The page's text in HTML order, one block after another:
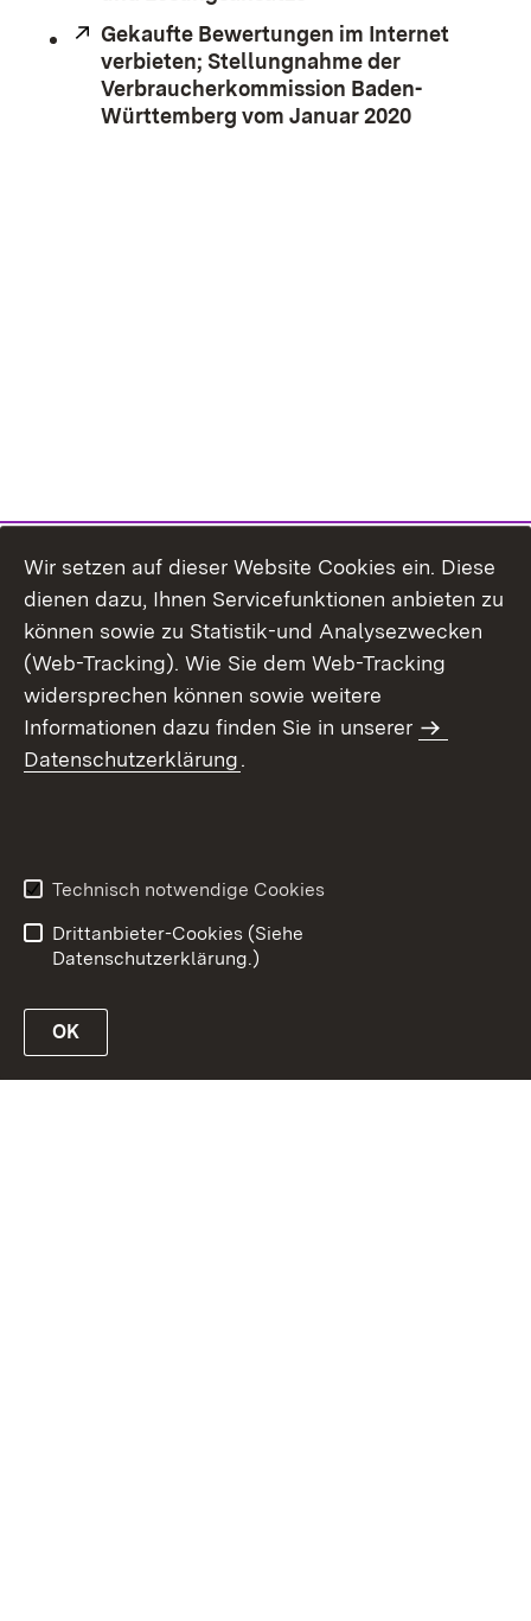
Extern:
Gekaufte Bewertungen im Internet
verbieten; Stellungnahme der
Verbraucherkommission Baden-
Württemberg vom Januar 2020
Wir setzen auf dieser Website Cookies ein. Diese
dienen dazu, Ihnen Servicefunktionen anbieten zu
können sowie zu Statistik-und Analysezwecken
(Web-Tracking). Wie Sie dem Web-Tracking
widersprechen können sowie weitere
Informationen dazu finden Sie in unserer
Datenschutzerklärung.
Technisch notwendige Cookies
Drittanbieter-Cookies (Siehe
Datenschutzerklärung.)
OK